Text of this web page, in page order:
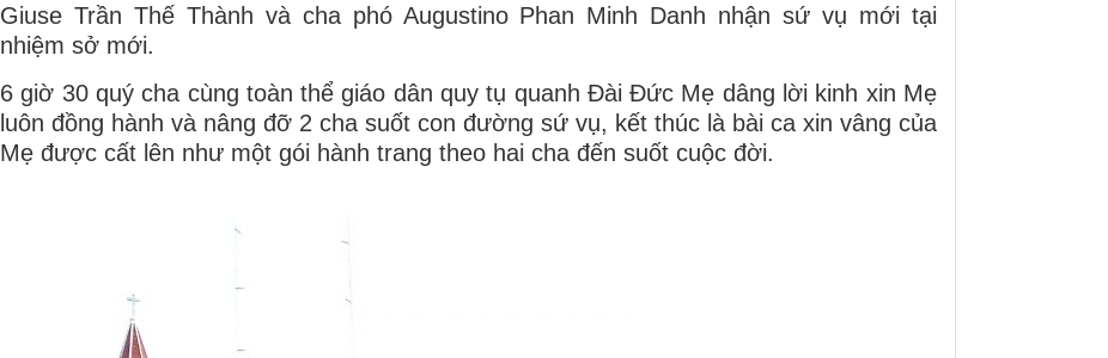
Giuse Trần Thế Thành và cha phó Augustino Phan Minh Danh nhận sứ vụ mới tại
nhiệm sở mới.
6 giờ 30 quý cha cùng toàn thể giáo dân quy tụ quanh Đài Đức Mẹ dâng lời kinh xin Mẹ
luôn đồng hành và nâng đỡ 2 cha suốt con đường sứ vụ, kết thúc là bài ca xin vâng của
Mẹ được cất lên như một gói hành trang theo hai cha đến suốt cuộc đời.